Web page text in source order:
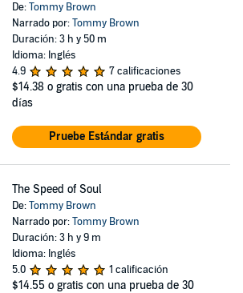
De:Tommy Brown
Narrado por:Tommy Brown
Duración: 3 h y 50 m
Idioma: Inglés
4.9
7 calificaciones
$14.38 o gratis con una prueba de 30
días
Pruebe Estándar gratis
The Speed of Soul
De:Tommy Brown
Narrado por:Tommy Brown
Duración: 3 h y 9 m
Idioma: Inglés
5.0
1 calificación
$14.55 o gratis con una prueba de 30